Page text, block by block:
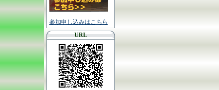
参加申し込みはこちら
URL